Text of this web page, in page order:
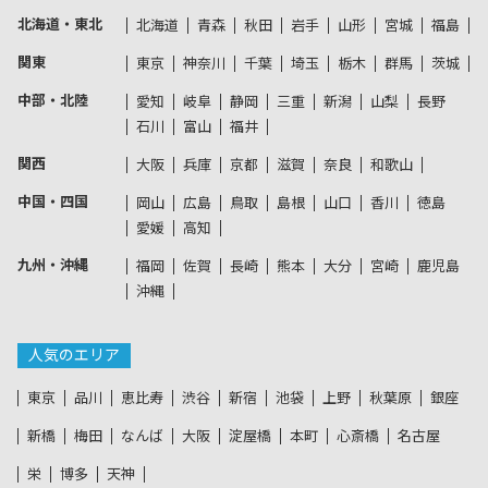
北海道・東北 北海道 青森 秋田 岩手 山形 宮城 福島
関東 東京 神奈川 千葉 埼玉 栃木 群馬 茨城
中部・北陸 愛知 岐阜 静岡 三重 新潟 山梨
長野
石川
富山 福井
関西 大阪 兵庫 京都 滋賀 奈良 和歌山
中国・四国 岡山 広島 鳥取 島根 山口 香川
徳島
愛媛
高知
九州・沖縄 福岡 佐賀 長崎 熊本 大分 宮崎
鹿児島
沖縄
人気のエリア
東京 品川 恵比寿 渋谷 新宿 池袋 上野 秋葉原 銀座
新橋 梅田 なんば 大阪 淀屋橋 本町 心斎橋 名古屋
栄 博多 天神